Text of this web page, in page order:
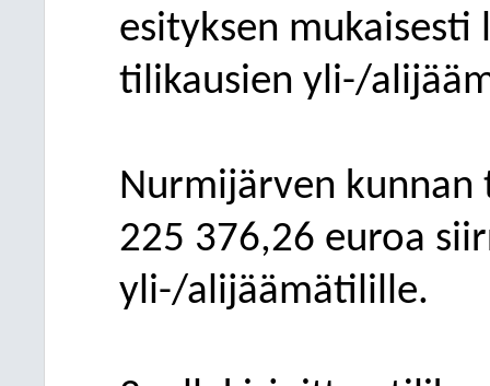
esityksen
tilikausien yli-/
Nurmijärven
225 376,26 euroa
yli-/alijäämätilille.